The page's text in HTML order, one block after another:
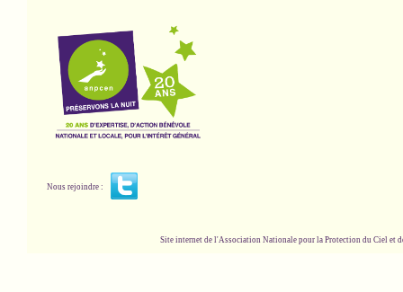
Nous rejoindre :
Site internet de l'Association Nationale pour la Protection du Ciel et de